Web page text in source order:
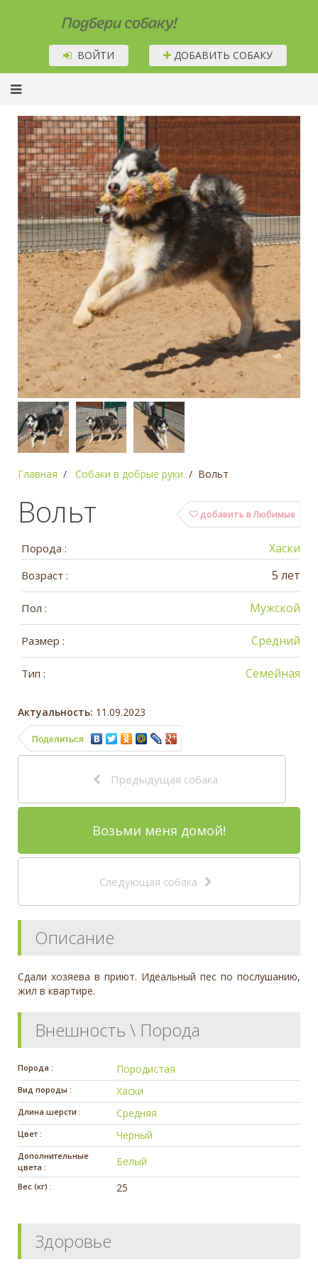
Подбери собаку!
ВОЙТИ ДОБАВИТЬ СОБАКУ
Главная Собаки в добрые руки Вольт
добавить в Любимые
Вольт
Порода : Хаски
Возраст : 5 лет
Пол : Мужской
Размер : Средний
Тип : Семейная
Актуальность: 11.09.2023
Поделиться
Предыдущая собака
Возьми меня домой!
Следующая собака
Описание
Сдали хозяева в приют. Идеальный пес по послушанию,
жил в квартире.
Внешность \ Порода
Порода : Породистая
Вид породы : Хаски
Длина шерсти : Средняя
Цвет : Черный
Дополнительные
цвета :
Белый
Вес (кг) : 25
Здоровье